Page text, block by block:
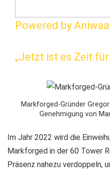
Powered by Aniwaa
„Jetzt ist es Zeit
Markforged-Gründer
Genehmigung von
Im Jahr 2022 wird die
Markforged in der 60 Tower
Präsenz nahezu verdoppeln,